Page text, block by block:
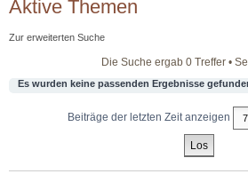
Aktive Themen
Zur erweiterten Suche
Die Suche ergab 0 Treffer •
Es wurden keine passenden Ergebnisse
Beiträge der letzten Zeit anzeigen